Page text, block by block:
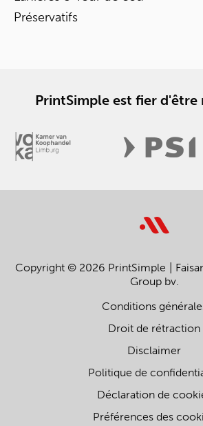
Préservatifs
PrintSimple est fier d'être
Copyright © 2026 PrintSimple
Group bv.
Conditions
Droit de rétraction
Disclaimer
Politique de
Déclaration de
Préférences des